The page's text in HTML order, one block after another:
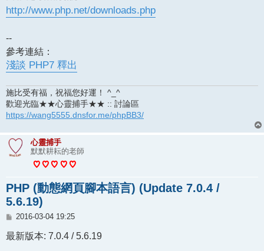
http://www.php.net/downloads.php
--
參考連結：
淺談 PHP7 釋出
施比受有福，祝福您好運！ ^_^
歡迎光臨★★心靈捕手★★ :: 討論區
https://wang5555.dnsfor.me/phpBB3/
心靈捕手
默默耕耘的老師
PHP (動態網頁腳本語言) (Update 7.0.4 /
5.6.19)
文
2016-03-04 19:25
最新版本: 7.0.4 / 5.6.19